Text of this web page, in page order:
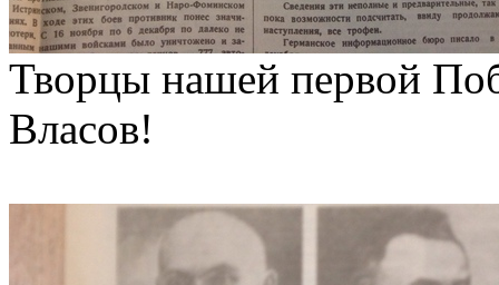
Творцы нашей первой
Власов!